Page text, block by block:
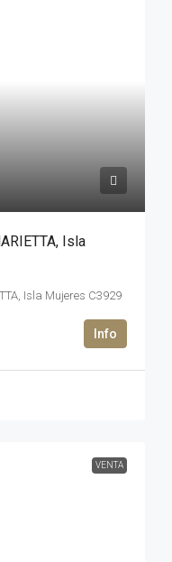
Isla
Isla Mujeres C3929
VENTA